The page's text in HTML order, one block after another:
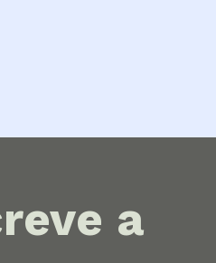
a